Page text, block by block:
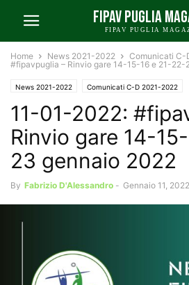
FIPAV PUGLIA
FIPAV PUGLIA
Home News 2021-2022 Comunicati C-
#fipavpuglia – Rinvio gare 14-15-16 e 21-22-
News 2021-2022 Comunicati C-D 2021-2022
News FIPAV Puglia 2021-2022
11-01-2022:
Rinvio gare 14-
23 gennaio 2022
By Fabrizio D'Alessandro - Gennaio 11, 2022